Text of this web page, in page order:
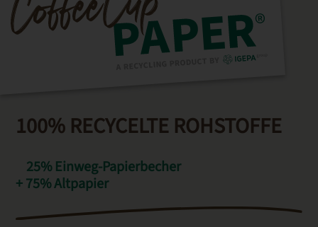
100% RECYCELTE ROHSTOFFE
25% Einweg-Papierbecher
+ 75% Altpapier